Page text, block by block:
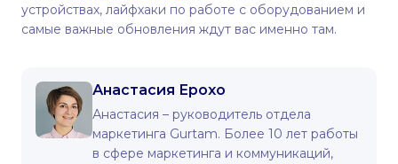
устройствах, лайфхаки по работе с оборудованием и
самые важные обновления ждут вас именно там.
Анастасия Ерохо
Анастасия – руководитель отдела
маркетинга Gurtam. Более 10 лет работы
в сфере маркетинга и коммуникаций,